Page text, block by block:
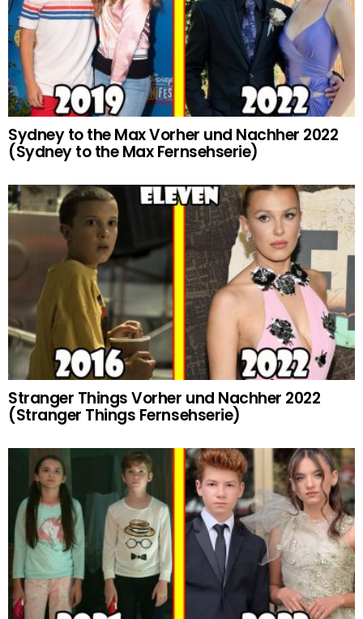
Sydney to the Max Vorher und Nachher 2022
(Sydney to the Max Fernsehserie)
Stranger Things Vorher und Nachher 2022
(Stranger Things Fernsehserie)